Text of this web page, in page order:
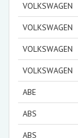
VOLKSWAGEN
VOLKSWAGEN
VOLKSWAGEN
VOLKSWAGEN
ABE
ABS
ABS